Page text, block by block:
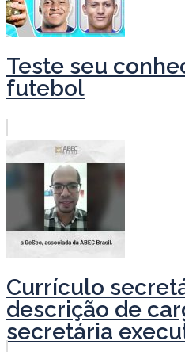
Teste seu
futebol
Currículo
descrição de
secretária